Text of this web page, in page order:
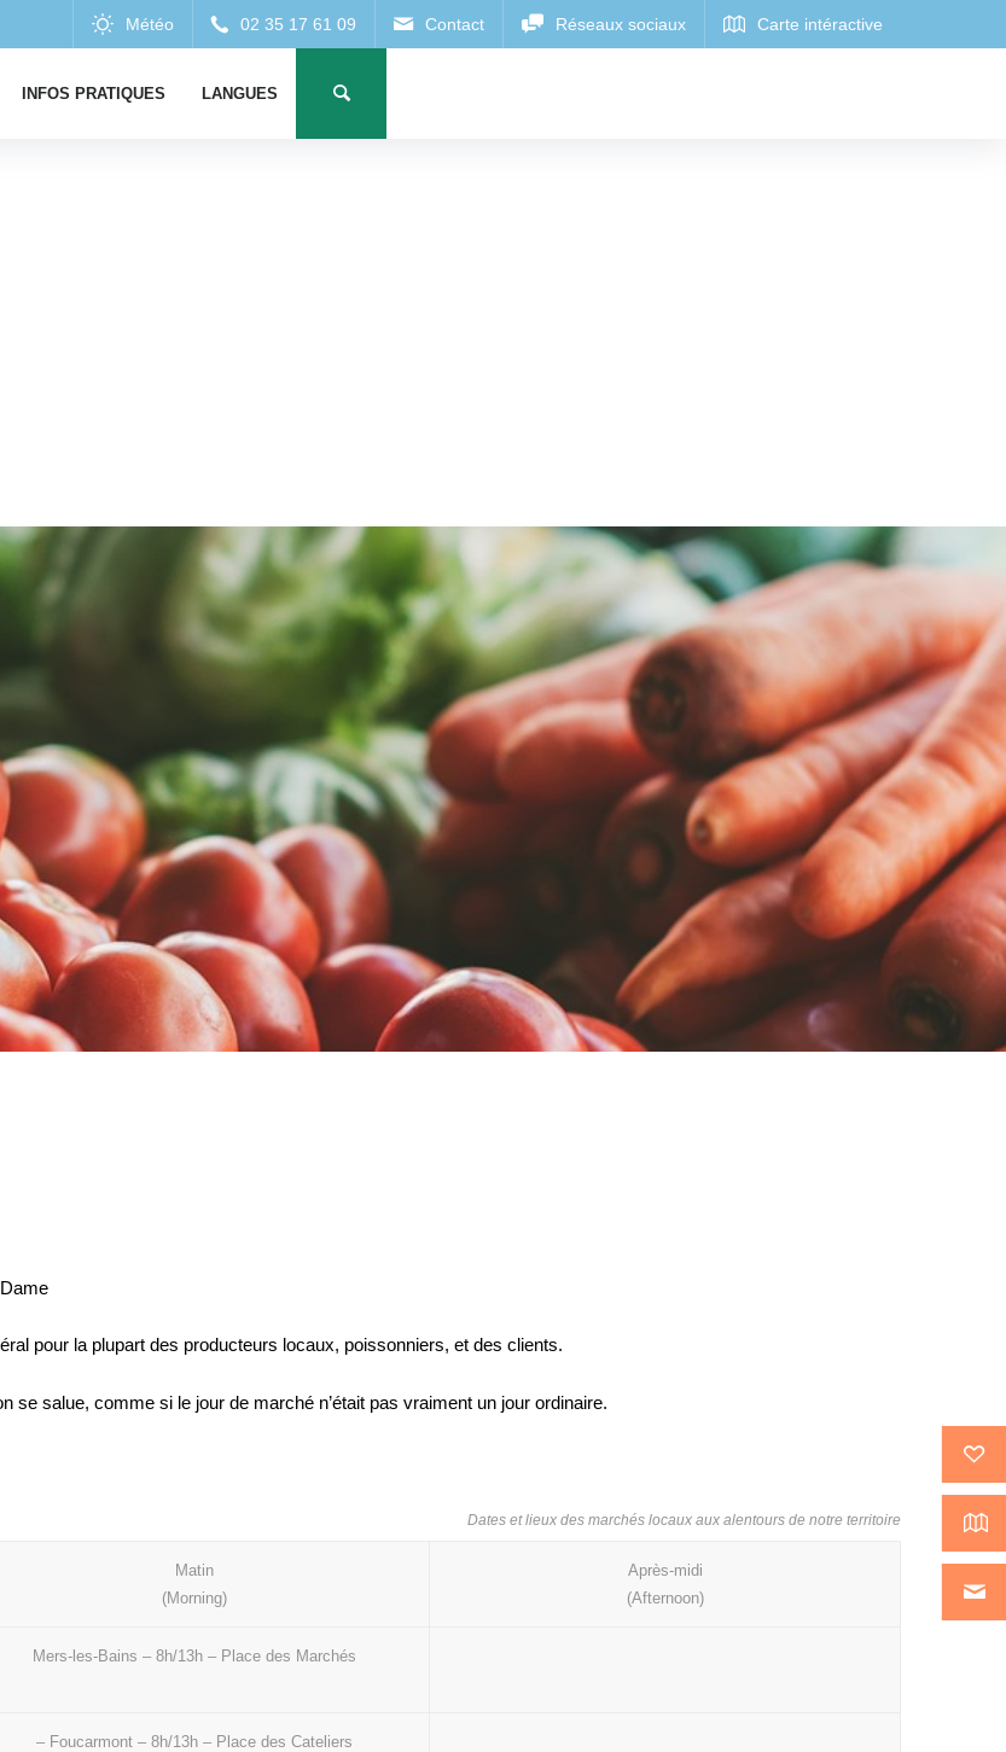
INFOS PRATIQUES LANGUES
pour la plupart des producteurs locaux, poissonniers, et des clients.
se salue, comme si le jour de marché n’était pas vraiment un jour ordinaire.
Dates et lieux des marchés locaux aux alentours de notre territoire
Matin
(Morning)
Après-midi
(Afternoon)
Mers-les-Bains – 8h/13h – Place des Marchés
– Foucarmont – 8h/13h – Place des Cateliers